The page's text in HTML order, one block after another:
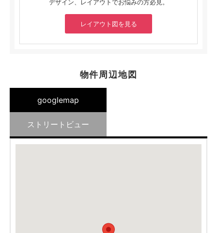
デザイン、レイアウトでお悩みの方必見。
レイアウト図を見る
物件周辺地図
googlemap
ストリートビュー